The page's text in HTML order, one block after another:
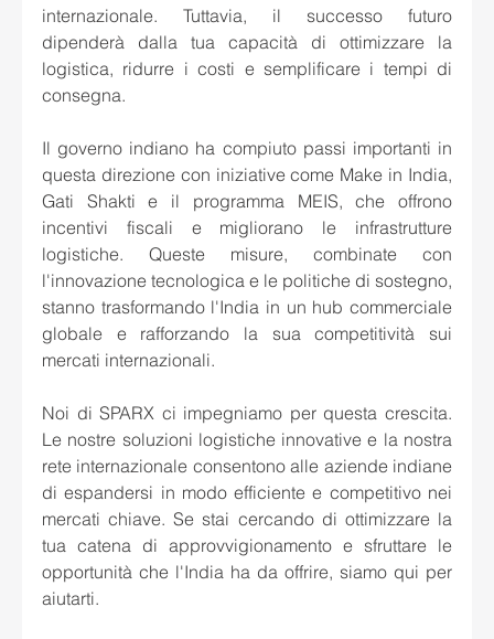
internazionale. Tuttavia, il successo futuro
dipenderà dalla tua capacità di ottimizzare la
logistica, ridurre i costi e semplificare i tempi di
consegna.
Il governo indiano ha compiuto passi importanti in
questa direzione con iniziative come Make in India,
Gati Shakti e il programma MEIS, che offrono
incentivi fiscali e migliorano le infrastrutture
logistiche. Queste misure, combinate con
l'innovazione tecnologica e le politiche di sostegno,
stanno trasformando l'India in un hub commerciale
globale e rafforzando la sua competitività sui
mercati internazionali.
Noi di SPARX ci impegniamo per questa crescita.
Le nostre soluzioni logistiche innovative e la nostra
rete internazionale consentono alle aziende indiane
di espandersi in modo efficiente e competitivo nei
mercati chiave. Se stai cercando di ottimizzare la
tua catena di approvvigionamento e sfruttare le
opportunità che l'India ha da offrire, siamo qui per
aiutarti.